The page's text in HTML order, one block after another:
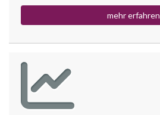
mehr erfahren